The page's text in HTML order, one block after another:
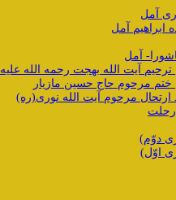
آمل
ابراهیم آمل
آمل
آیت الله بهجت رحمه الله علیه
مرحوم حاج حسین مازیار
ارتحال مرحوم آیت الله نوری(ره)
رحلت
دوّم)
اوّل)